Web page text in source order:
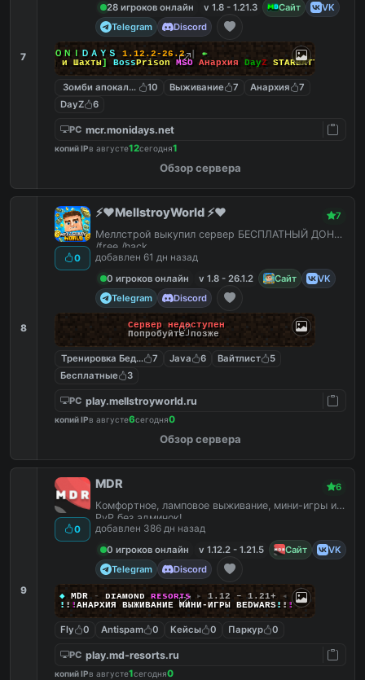
7
28 игроков онлайн v 1.8 - 1.21.3 Сайт
VK
Telegram
Discord
↠ ＭＯＮＩ ＤＡＹＳ 1.12.2-26.2
↞
[
Боссы и Шахты] BossPrison MSO Анархия DayZ STARBATTLE
Зомби апокалипсис
10 Выживание 7 Анархия
7
DayZ
6
PC mcr.monidays.net
копий IPв августе12сегодня1
Обзор сервера
8
0
⚡️❤️MellstroyWorld ⚡️❤️ 7
Меллстрой выкупил сервер БЕСПЛАТНЫЙ ДОНАТ
/free /hack
добавлен 61 дн назад
0 игроков онлайн
v 1.8 - 26.1.2 Сайт
VK
Telegram
Discord
Сервер недоступен
Попробуйте позже
Тренировка Бед Варс
7 Java 6 Вайтлист
5
Бесплатные
3
PC play.mellstroyworld.ru
копий IPв августе6сегодня0
Обзор сервера
9
0
MDR 6
Комфортное, ламповое выживание, мини-игры и
PvP без админок!
добавлен 386 дн назад
0 игроков онлайн
v 1.12.2 - 1.21.5 Сайт
VK
Telegram
Discord
◆ MDR - ᴅɪᴀᴍᴏɴᴅ ʀᴇsoʀᴛs ▸ 1.12 – 1.21+
◂
! ! !АНАРХИЯ ВЫЖИВАНИЕ МИНИ‑ИГРЫ BEDWARS! ! !
Fly 0 Antispam 0 Кейсы 0 Паркур 0
PC play.md-resorts.ru
копий IPв августе1сегодня0